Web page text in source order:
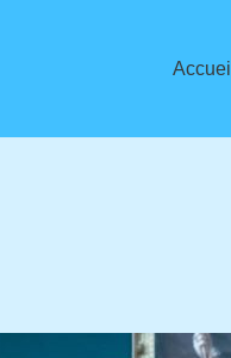
Accueil